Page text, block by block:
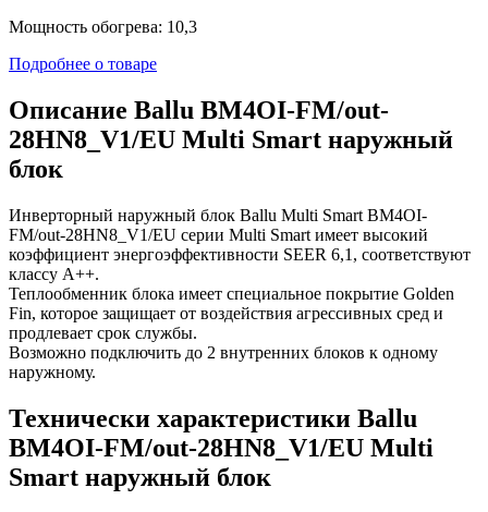
Мощность обогрева: 10,3
Подробнее о товаре
Описание Ballu BM4OI-FM/out-
28HN8_V1/EU Multi Smart наружный
блок
Инверторный наружный блок Ballu Multi Smart BM4OI-
FM/out-28HN8_V1/EU серии Multi Smart имеет высокий
коэффициент энергоэффективности SEER 6,1, соответствуют
классу А++.
Теплообменник блока имеет специальное покрытие Golden
Fin, которое защищает от воздействия агрессивных сред и
продлевает срок службы.
Возможно подключить до 2 внутренних блоков к одному
наружному.
Технически характеристики Ballu
BM4OI-FM/out-28HN8_V1/EU Multi
Smart наружный блок